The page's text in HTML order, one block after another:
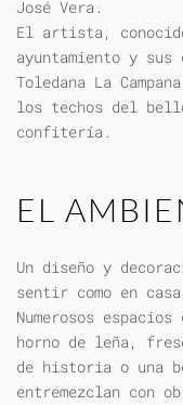
José Vera.
El artista,
ayuntamiento y
Toledana La
los techos del
confitería.
EL
Un diseño y
sentir como en
Numerosos
horno de leña,
de historia o una
entremezclan con